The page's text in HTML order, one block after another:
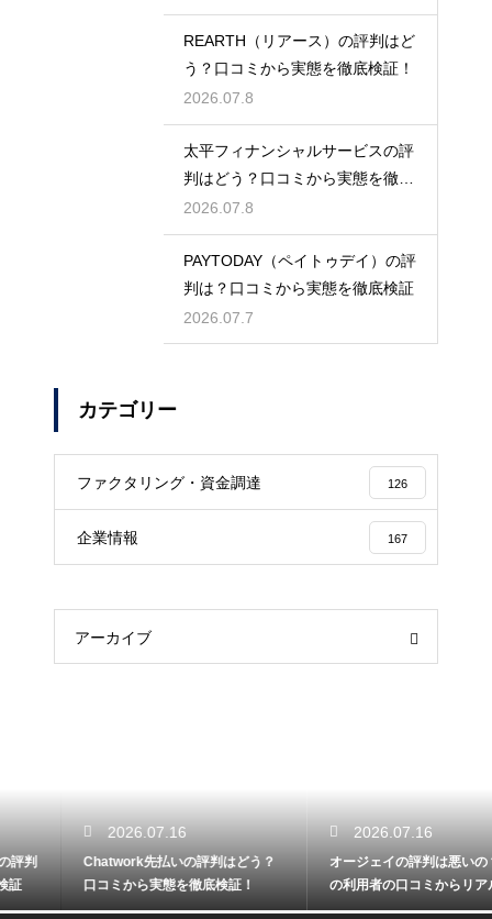
REARTH（リアース）の評判はど
う？口コミから実態を徹底検証！
2026.07.8
太平フィナンシャルサービスの評
判はどう？口コミから実態を徹底
検証！
2026.07.8
PAYTODAY（ペイトゥデイ）の評
判は？口コミから実態を徹底検証
2026.07.7
カテゴリー
ファクタリング・資金調達 126
企業情報 167
アーカイブ
2026.07.16
Chatwork先払いの評判はどう？
口コミから実態を徹底検証！
2026.07.16
オージェイの評判は悪いの？実際
の利用者の口コミからリアルな実
態検証